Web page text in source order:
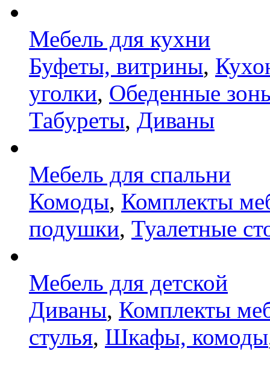
Мебель для кухни
Буфеты, витрины,
уголки, Обеденные
Табуреты, Диваны
Мебель для спальни
Комоды, Комплекты
подушки, Туалетные
Мебель для детской
Диваны, Комплекты
стулья, Шкафы, комоды